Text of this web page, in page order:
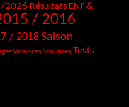
2026 Résultats ENF &
/ 2016
/ 2018Saison
Vacances Scolaires Tests